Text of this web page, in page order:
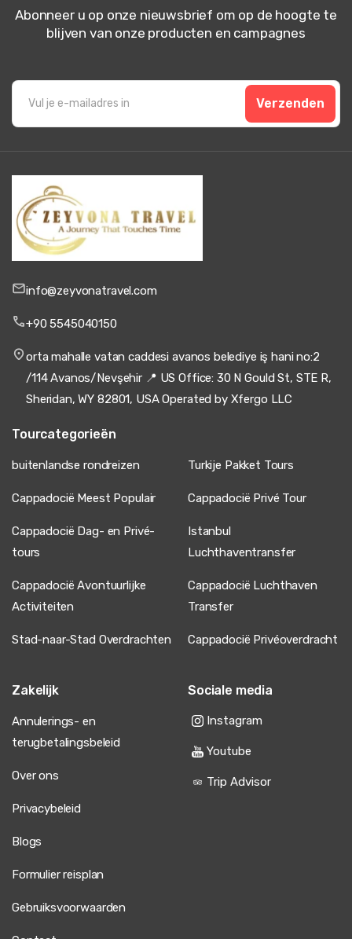
Mooie foto's, magische zonsopgang.
7 juli 2025
AG
Heißluftballonnen
'Genoten van de fotosessie, geweldige herinneringen.'
3 juli 2025
HS
Cappadocië Fotoshoot Tour – Zonsopgang &
Heißluftballonnen
Goede repetitie, ik vond het alleen kort.
29 juni 2025
BM
Cappadocië Fotoshoot Tour – Zonsopgang &
18 juni 2025
DP
Cappadocië Fotoshoot Tour – Zonsopgang &
Heißluftballonnen
SA
Sahar Al-Mutairi
Cappadocië Fotoshoot Tour – Zonsopgang &
Heißluftballonnen
Geweldig, maar het weer is te warm.
Noelle Dupuis
Heißluftballonnen
Abonneer u op onze nieuwsbrief om op de hoogte te
blijven van onze producten en campagnes
Verzenden
info@zeyvonatravel.com
+90 5545040150
orta mahalle vatan caddesi avanos belediye iş hani no:2
/114 Avanos/Nevşehir 📍 US Office: 30 N Gould St, STE R,
Sheridan, WY 82801, USA Operated by Xfergo LLC
Tourcategorieën
buitenlandse rondreizen Turkije Pakket Tours
Cappadocië Meest Populair Cappadocië Privé Tour
Cappadocië Dag- en Privé-
tours
Istanbul
Luchthaventransfer
Cappadocië Avontuurlijke
Activiteiten
Cappadocië Luchthaven
Transfer
Stad-naar-Stad Overdrachten Cappadocië Privéoverdracht
Zakelijk
Annulerings- en
terugbetalingsbeleid
Over ons
Privacybeleid
Blogs
Formulier reisplan
Gebruiksvoorwaarden
Sociale media
Instagram
Youtube
Trip Advisor